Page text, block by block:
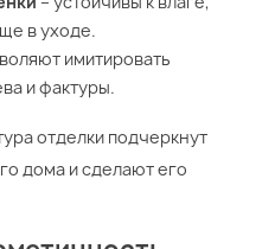
в уходе.
имитировать
и фактуры.
отделки подчеркнут
дома и сделают его